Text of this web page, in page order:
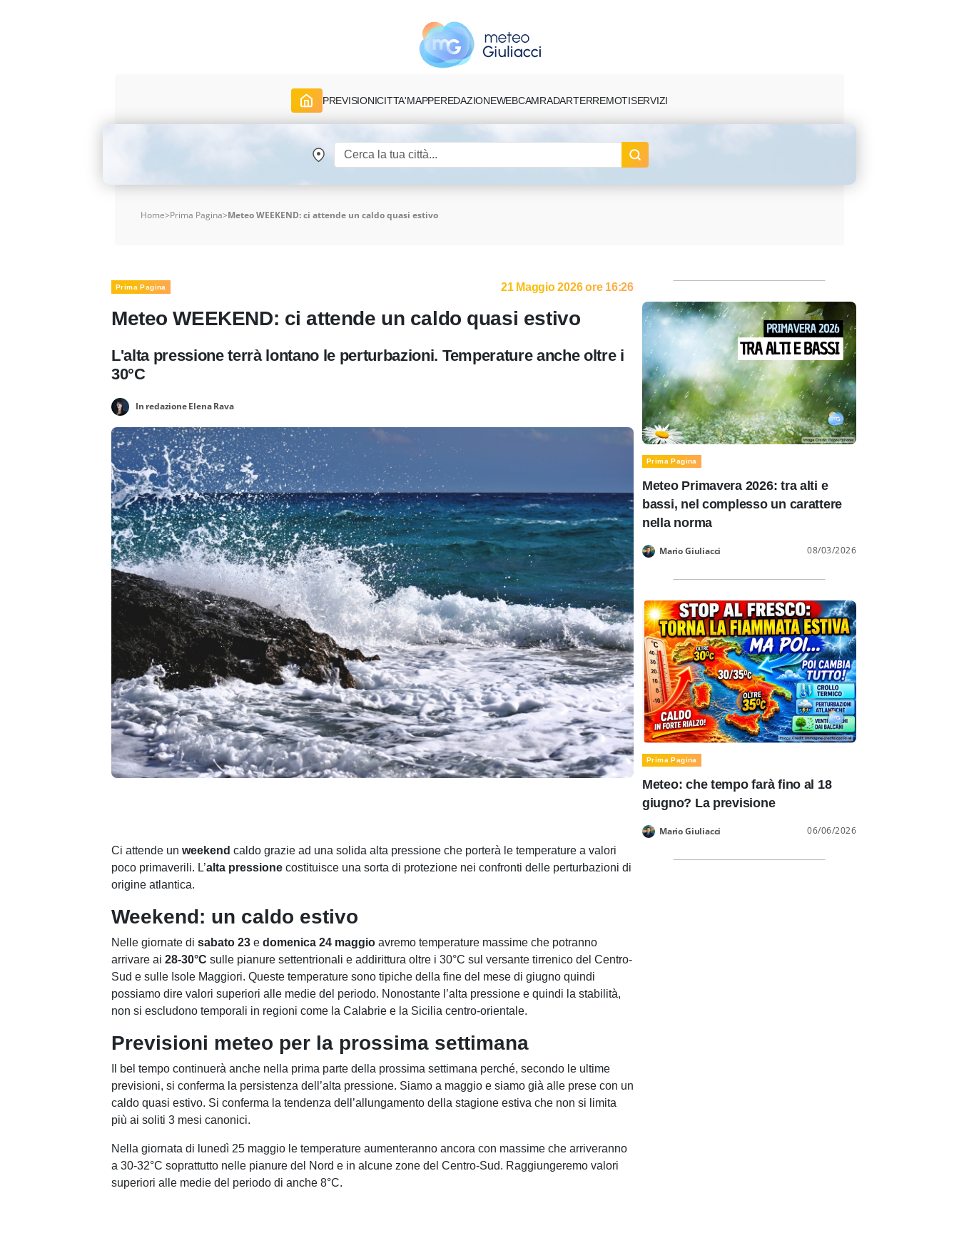
PREVISIONICITTA'MAPPEREDAZIONEWEBCAMRADARTERREMOTISERVIZI
Home>Prima Pagina>Meteo WEEKEND: ci attende un caldo quasi estivo
Prima Pagina 21 Maggio 2026 ore 16:26
Meteo WEEKEND: ci attende un caldo quasi estivo
L'alta pressione terrà lontano le perturbazioni. Temperature anche oltre i
30°C
In redazione Elena Rava
Ci attende un weekend caldo grazie ad una solida alta pressione che porterà le temperature a valori
poco primaverili. L’alta pressione costituisce una sorta di protezione nei confronti delle perturbazioni di
origine atlantica.
Weekend: un caldo estivo
Nelle giornate di sabato 23 e domenica 24 maggio avremo temperature massime che potranno
arrivare ai 28-30°C sulle pianure settentrionali e addirittura oltre i 30°C sul versante tirrenico del Centro-
Sud e sulle Isole Maggiori. Queste temperature sono tipiche della fine del mese di giugno quindi
possiamo dire valori superiori alle medie del periodo. Nonostante l’alta pressione e quindi la stabilità,
non si escludono temporali in regioni come la Calabrie e la Sicilia centro-orientale.
Previsioni meteo per la prossima settimana
Il bel tempo continuerà anche nella prima parte della prossima settimana perché, secondo le ultime
previsioni, si conferma la persistenza dell’alta pressione. Siamo a maggio e siamo già alle prese con un
caldo quasi estivo. Si conferma la tendenza dell’allungamento della stagione estiva che non si limita
più ai soliti 3 mesi canonici.
Nella giornata di lunedì 25 maggio le temperature aumenteranno ancora con massime che arriveranno
a 30-32°C soprattutto nelle pianure del Nord e in alcune zone del Centro-Sud. Raggiungeremo valori
superiori alle medie del periodo di anche 8°C.
Prima Pagina
Meteo Primavera 2026: tra alti e
bassi, nel complesso un carattere
nella norma
Mario Giuliacci 08/03/2026
Prima Pagina
Meteo: che tempo farà fino al 18
giugno? La previsione
Mario Giuliacci 06/06/2026